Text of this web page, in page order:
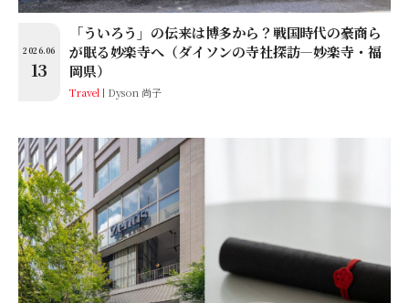
2026.06
13
「ういろう」の伝来は博多から？戦国時代の豪商ら
が眠る妙楽寺へ（ダイソンの寺社探訪―妙楽寺・福
岡県）
Travel Dyson 尚子